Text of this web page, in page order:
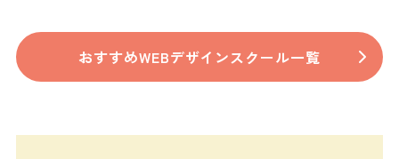
おすすめWEBデザインスクール一覧